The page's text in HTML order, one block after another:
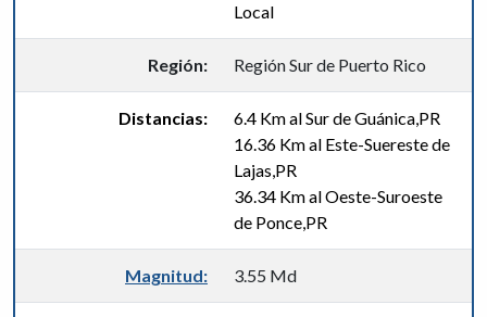
Local
Región: Región Sur de Puerto Rico
Distancias:
6.4 Km al Sur de Guánica,PR
16.36 Km al Este-Suereste de
Lajas,PR
36.34 Km al Oeste-Suroeste
de Ponce,PR
Magnitud: 3.55 Md